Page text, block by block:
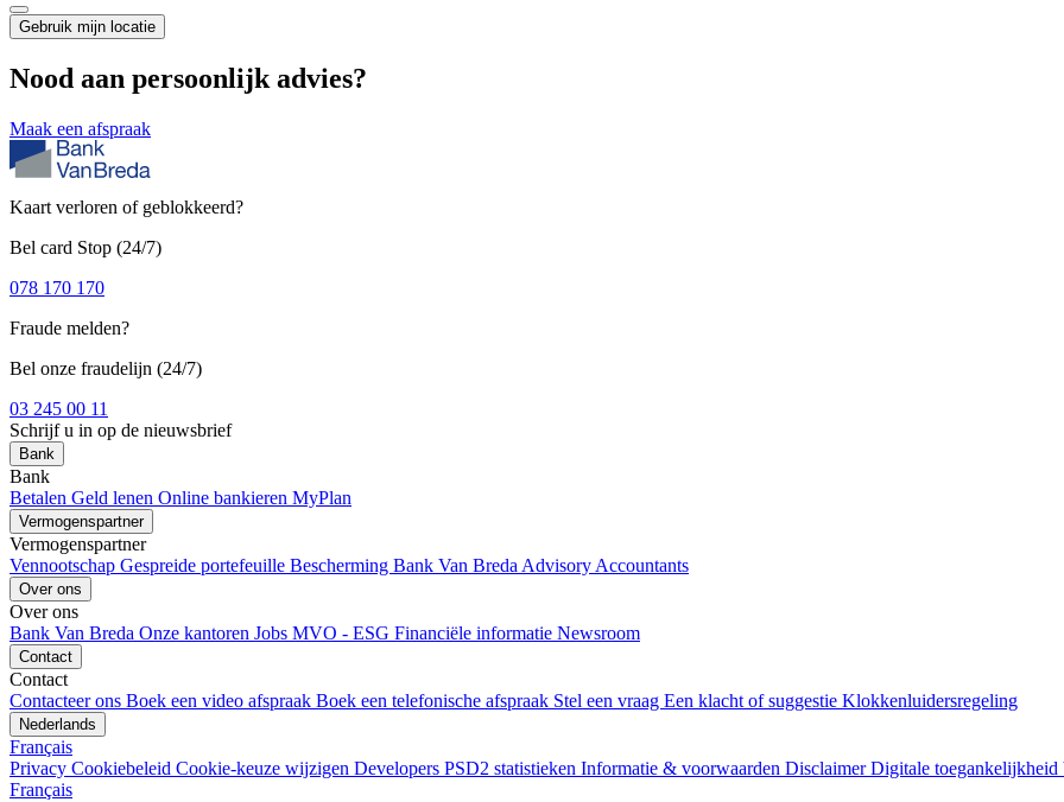
Gebruik mijn locatie
Nood aan persoonlijk advies?
Maak een afspraak
Kaart verloren of geblokkeerd?
Bel card Stop (24/7)
078 170 170
Fraude melden?
Bel onze fraudelijn (24/7)
03 245 00 11
Schrijf u in op de nieuwsbrief
Bank
Bank
Betalen Geld lenen Online bankieren MyPlan
Vermogenspartner
Vermogenspartner
Vennootschap Gespreide portefeuille Bescherming Bank Van Breda Advisory Accountants
Over ons
Over ons
Bank Van Breda Onze kantoren Jobs MVO - ESG Financiële informatie Newsroom
Contact
Contact
Contacteer ons Boek een video afspraak Boek een telefonische afspraak Stel een vraag Een klacht of suggestie Klokkenluidersregeling
Nederlands
Français
Privacy Cookiebeleid Cookie-keuze wijzigen Developers PSD2 statistieken Informatie & voorwaarden DisclaimerDigitale toegankelijkheid
Français